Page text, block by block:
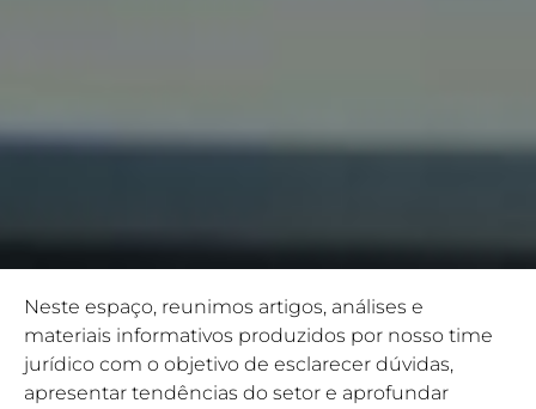
Neste espaço, reunimos artigos, análises e
materiais informativos produzidos por nosso time
jurídico com o objetivo de esclarecer dúvidas,
apresentar tendências do setor e aprofundar